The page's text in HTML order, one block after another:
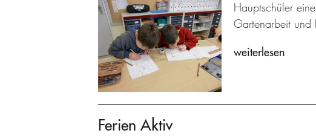
Hauptschüler
Gartenarbeit und
weiterlesen
Ferien Aktiv